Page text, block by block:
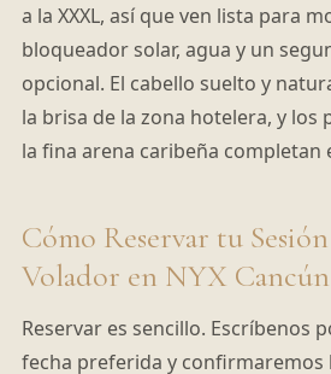
a la XXXL, así que ven lista para
bloqueador solar, agua y un
opcional. El cabello suelto y
la brisa de la zona hotelera, y los
la fina arena caribeña completan
Cómo Reservar tu
Volador en NYX Cancún
Reservar es sencillo. Escríbenos
fecha preferida y confirmaremos